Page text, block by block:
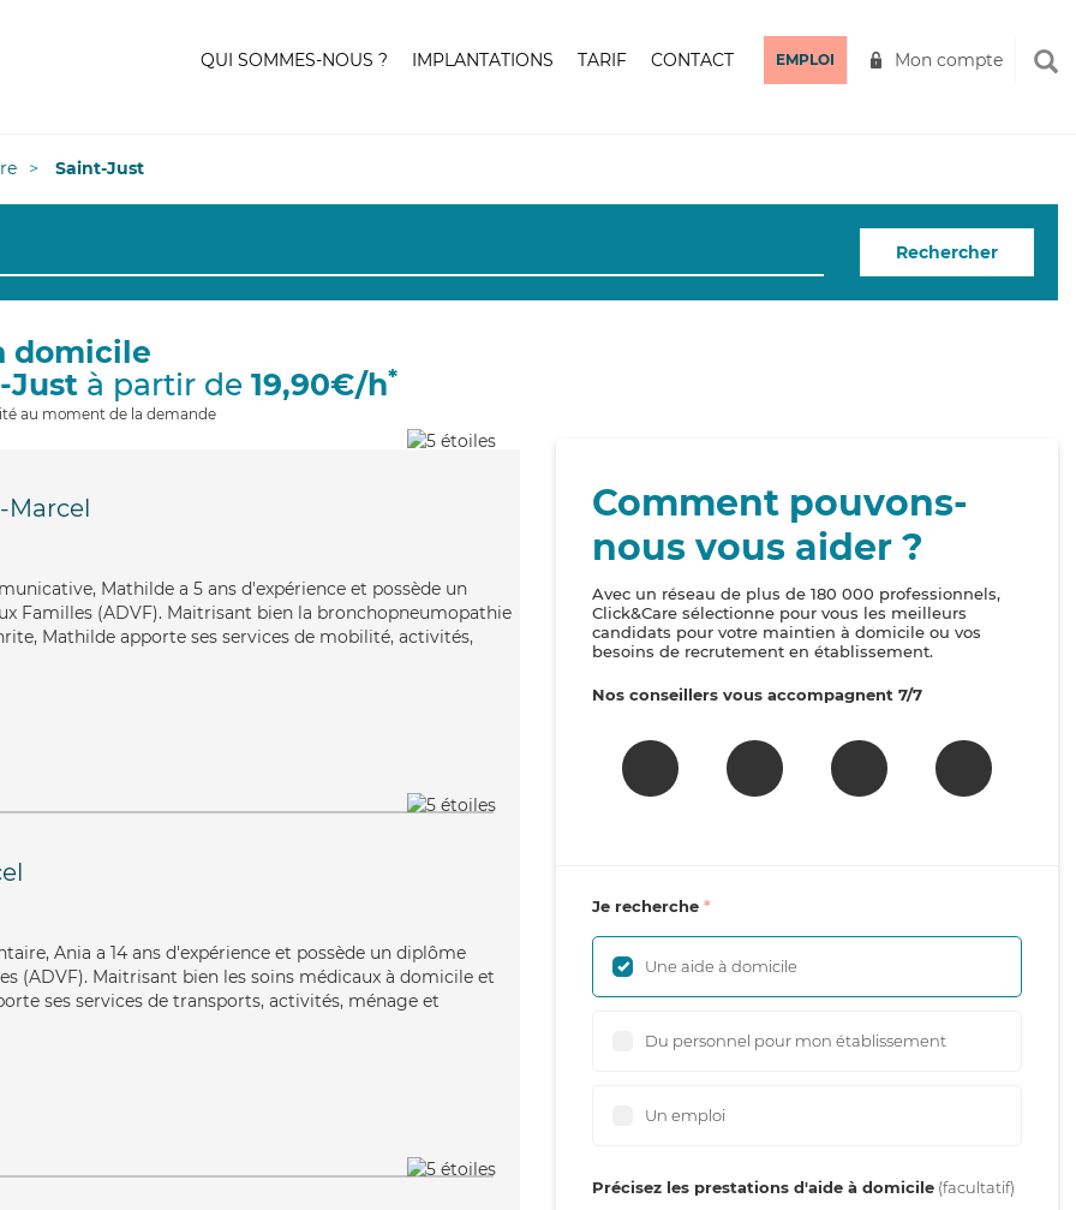
QUI SOMMES-NOUS ? IMPLANTATIONS TARIF CONTACT EMPLOI Mon compte
Saint-Just
Rechercher
domicile
Justà partir de 19,90€/h*
au moment de la demande
Marcel
Mathilde a 5 ans d'expérience et possède un
Familles (ADVF). Maitrisant bien la bronchopneumopathie
Mathilde apporte ses services de mobilité, activités,
Ania a 14 ans d'expérience et possède un diplôme
(ADVF). Maitrisant bien les soins médicaux à domicile et
ses services de transports, activités, ménage et
Comment pouvons-
nous vous aider ?
Avec un réseau de plus de 180 000 professionnels,
Click&Care sélectionne pour vous les meilleurs
candidats pour votre maintien à domicile ou vos
besoins de recrutement en établissement.
Nos conseillers vous accompagnent 7/7
Je recherche
Une aide à domicile
Du personnel pour mon établissement
Un emploi
Précisez les prestations d'aide à domicile